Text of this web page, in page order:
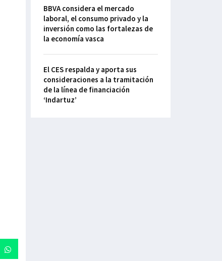
BBVA considera el mercado
laboral, el consumo privado y la
inversión como las fortalezas de
la economía vasca
El CES respalda y aporta sus
consideraciones a la tramitación
de la línea de financiación
‘Indartuz’